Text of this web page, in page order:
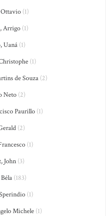
(1)
Arrigo(1)
Uaná (1)
(1)
de Souza (2)
Neto(2)
Paurillo (1)
(2)
(1)
John (3)
(183)
(1)
Michele(1)